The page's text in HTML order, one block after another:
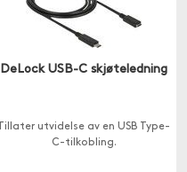
DeLock USB-C skjøteledning
Tillater utvidelse av en USB Type-
C-tilkobling.